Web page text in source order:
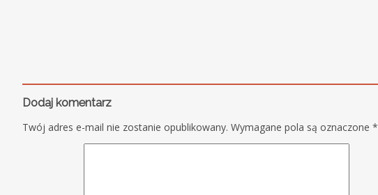
Dodaj komentarz
Twój adres e-mail nie zostanie opublikowany. Wymagane pola są oznaczone*